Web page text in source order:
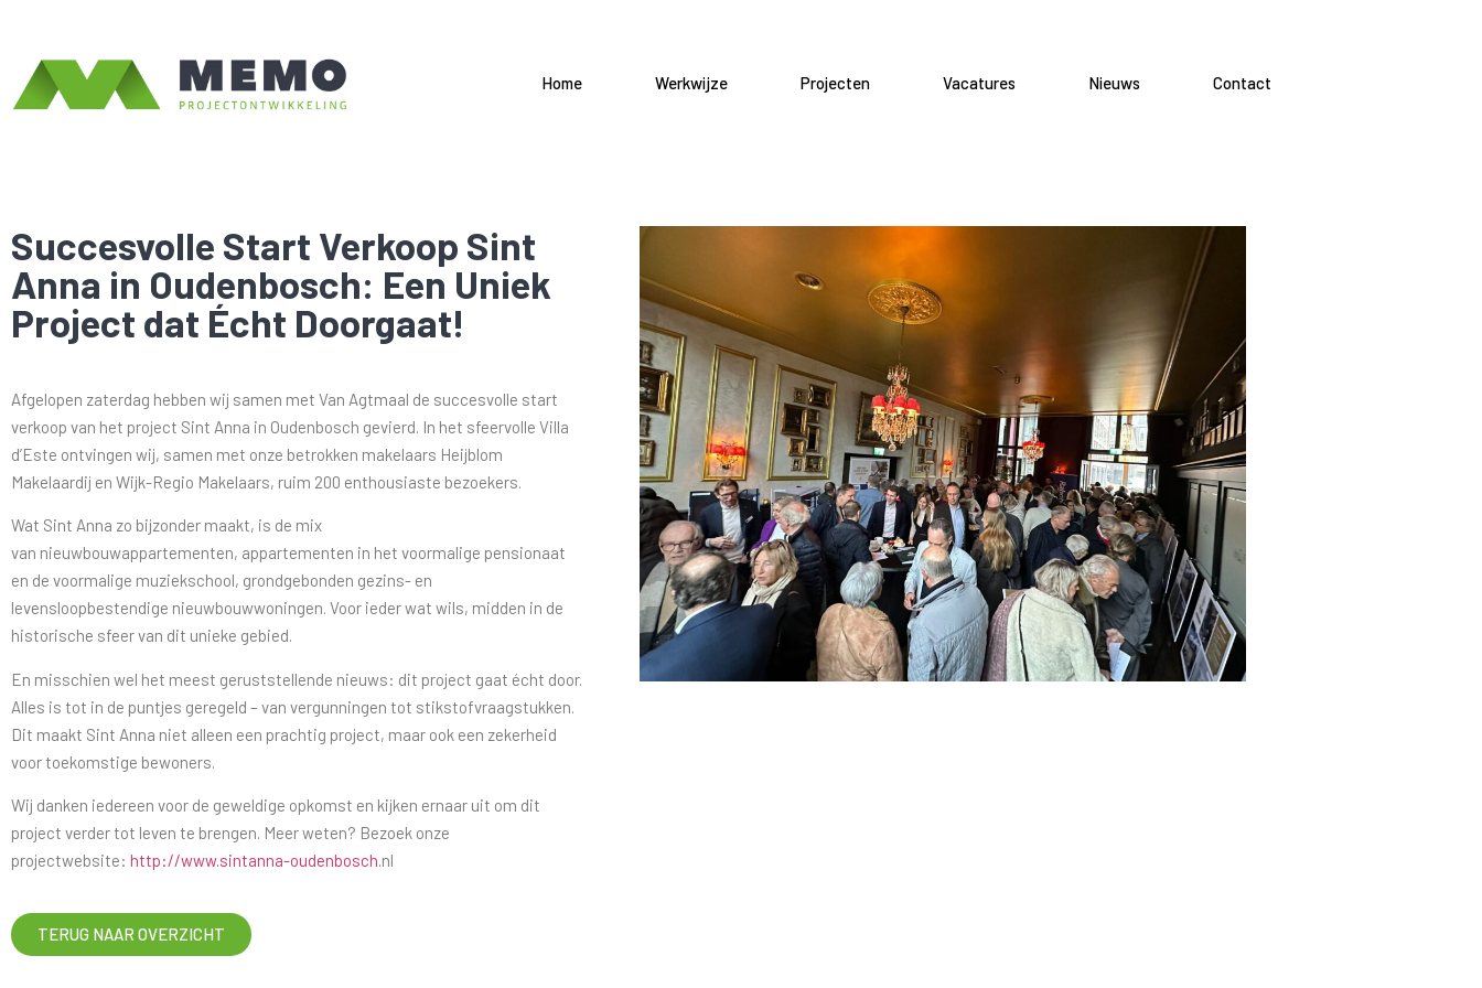
Home Werkwijze Projecten Vacatures Nieuws Contact
Succesvolle Start Verkoop Sint
Anna in Oudenbosch: Een Uniek
Project dat Écht Doorgaat!
Afgelopen zaterdag hebben wij samen met Van Agtmaal de succesvolle start
verkoop van het project Sint Anna in Oudenbosch gevierd. In het sfeervolle Villa
d’Este ontvingen wij, samen met onze betrokken makelaars Heijblom
Makelaardij en Wijk-Regio Makelaars, ruim 200 enthousiaste bezoekers.
Wat Sint Anna zo bijzonder maakt, is de mix
van nieuwbouwappartementen, appartementen in het voormalige pensionaat
en de voormalige muziekschool, grondgebonden gezins- en
levensloopbestendige nieuwbouwwoningen. Voor ieder wat wils, midden in de
historische sfeer van dit unieke gebied.
En misschien wel het meest geruststellende nieuws: dit project gaat écht door.
Alles is tot in de puntjes geregeld – van vergunningen tot stikstofvraagstukken.
Dit maakt Sint Anna niet alleen een prachtig project, maar ook een zekerheid
voor toekomstige bewoners.
Wij danken iedereen voor de geweldige opkomst en kijken ernaar uit om dit
project verder tot leven te brengen. Meer weten? Bezoek onze
projectwebsite: http://www.sintanna-oudenbosch.nl
TERUG NAAR OVERZICHT